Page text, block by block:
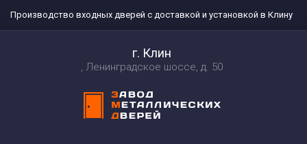
Производство входных дверей с доставкой и установкой в Клину
г. Клин
Ленинградское шоссе, д. 50